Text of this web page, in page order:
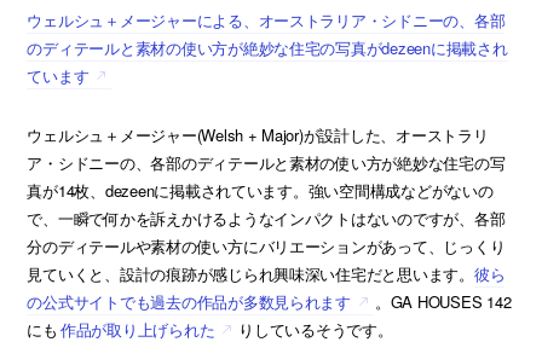
ウェルシュ＋メージャーによる、オーストラリア・シドニーの、各部
のディテールと素材の使い方が絶妙な住宅の写真がdezeenに掲載され
ています
ウェルシュ＋メージャー(Welsh + Major)が設計した、オーストラリ
ア・シドニーの、各部のディテールと素材の使い方が絶妙な住宅の写
真が14枚、dezeenに掲載されています。強い空間構成などがないの
で、一瞬で何かを訴えかけるようなインパクトはないのですが、各部
分のディテールや素材の使い方にバリエーションがあって、じっくり
見ていくと、設計の痕跡が感じられ興味深い住宅だと思います。 彼ら
の公式サイトでも過去の作品が多数見られます
。GA HOUSES 142
にも 作品が取り上げられた りしているそうです。